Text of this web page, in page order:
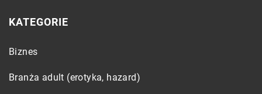
KATEGORIE
Biznes
Branża adult (erotyka, hazard)